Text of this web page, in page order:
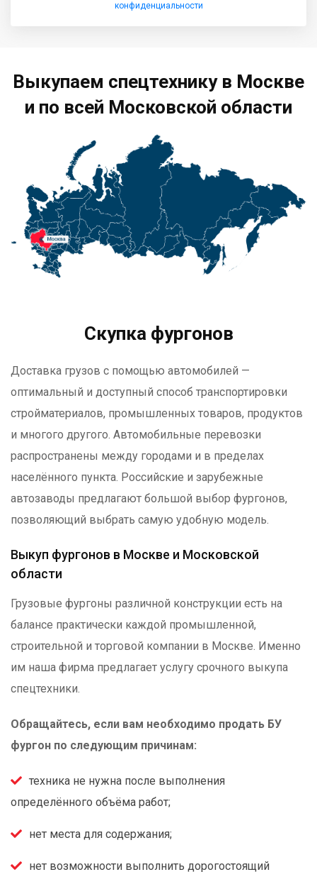
конфиденциальности
Выкупаем спецтехнику в Москве
и по всей Московской области
Скупка фургонов
Доставка грузов с помощью автомобилей —
оптимальный и доступный способ транспортировки
стройматериалов, промышленных товаров, продуктов
и многого другого. Автомобильные перевозки
распространены между городами и в пределах
населённого пункта. Российские и зарубежные
автозаводы предлагают большой выбор фургонов,
позволяющий выбрать самую удобную модель.
Выкуп фургонов в Москве и Московской
области
Грузовые фургоны различной конструкции есть на
балансе практически каждой промышленной,
строительной и торговой компании в Москве. Именно
им наша фирма предлагает услугу срочного выкупа
спецтехники.
Обращайтесь, если вам необходимо продать БУ
фургон по следующим причинам:
техника не нужна после выполнения
определённого объёма работ;
нет места для содержания;
нет возможности выполнить дорогостоящий